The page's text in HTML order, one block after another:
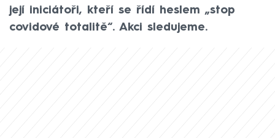
její iniciátoři, kteří se řídí heslem „stop
covidové totalitě“. Akci sledujeme.